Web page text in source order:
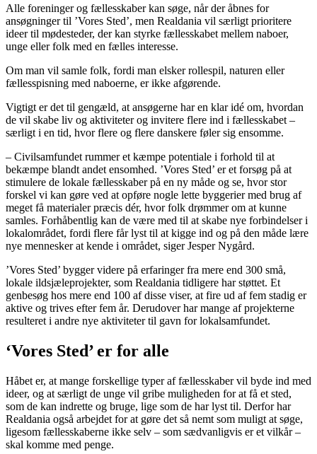
Alle foreninger og fællesskaber kan søge, når der åbnes for
ansøgninger til ’Vores Sted’, men Realdania vil særligt prioritere
ideer til mødesteder, der kan styrke fællesskabet mellem naboer,
unge eller folk med en fælles interesse.
Om man vil samle folk, fordi man elsker rollespil, naturen eller
fællesspisning med naboerne, er ikke afgørende.
Vigtigt er det til gengæld, at ansøgerne har en klar idé om, hvordan
de vil skabe liv og aktiviteter og invitere flere ind i fællesskabet –
særligt i en tid, hvor flere og flere danskere føler sig ensomme.
– Civilsamfundet rummer et kæmpe potentiale i forhold til at
bekæmpe blandt andet ensomhed. ’Vores Sted’ er et forsøg på at
stimulere de lokale fællesskaber på en ny måde og se, hvor stor
forskel vi kan gøre ved at opføre nogle lette byggerier med brug af
meget få materialer præcis dér, hvor folk drømmer om at kunne
samles. Forhåbentlig kan de være med til at skabe nye forbindelser i
lokalområdet, fordi flere får lyst til at kigge ind og på den måde lære
nye mennesker at kende i området, siger Jesper Nygård.
’Vores Sted’ bygger videre på erfaringer fra mere end 300 små,
lokale ildsjæleprojekter, som Realdania tidligere har støttet. Et
genbesøg hos mere end 100 af disse viser, at fire ud af fem stadig er
aktive og trives efter fem år. Derudover har mange af projekterne
resulteret i andre nye aktiviteter til gavn for lokalsamfundet.
‘Vores Sted’ er for alle
Håbet er, at mange forskellige typer af fællesskaber vil byde ind med
ideer, og at særligt de unge vil gribe muligheden for at få et sted,
som de kan indrette og bruge, lige som de har lyst til. Derfor har
Realdania også arbejdet for at gøre det så nemt som muligt at søge,
ligesom fællesskaberne ikke selv – som sædvanligvis er et vilkår –
skal komme med penge.